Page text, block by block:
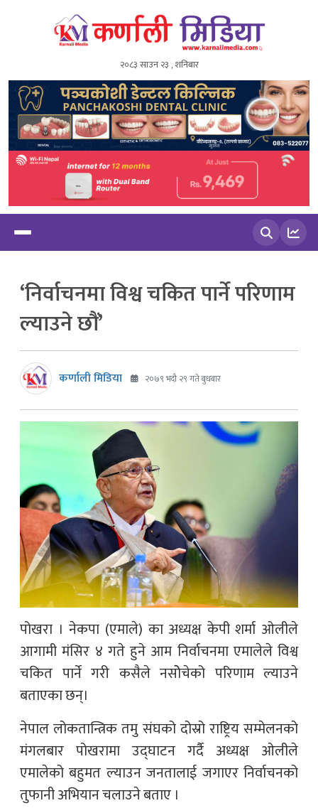
२०८३ साउन २३ , शनिबार
‘निर्वाचनमा विश्व चकित पार्ने परिणाम
ल्याउने छौं’
कर्णाली मिडिया २०७९ भदौ २९ गते बुधबार
पोखरा । नेकपा (एमाले) का अध्यक्ष केपी शर्मा ओलीले
आगामी मंसिर ४ गते हुने आम निर्वाचनमा एमालेले विश्व
चकित पार्ने गरी कसैले नसोेचेको परिणाम ल्याउने
बताएका छन्।
नेपाल लोकतान्त्रिक तमु संघको दोस्रो राष्ट्रिय सम्मेलनको
मंगलबार पोखरामा उद्घाटन गर्दै अध्यक्ष ओलीले
एमालेको बहुमत ल्याउन जनतालाई जगाएर निर्वाचनको
तुफानी अभियान चलाउने बताए ।